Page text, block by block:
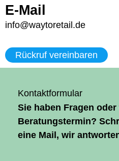
E-Mail
info@waytoretail.de
Rückruf vereinbaren
Kontaktformular
Sie haben Fragen
Beratungstermin?
eine Mail, wir